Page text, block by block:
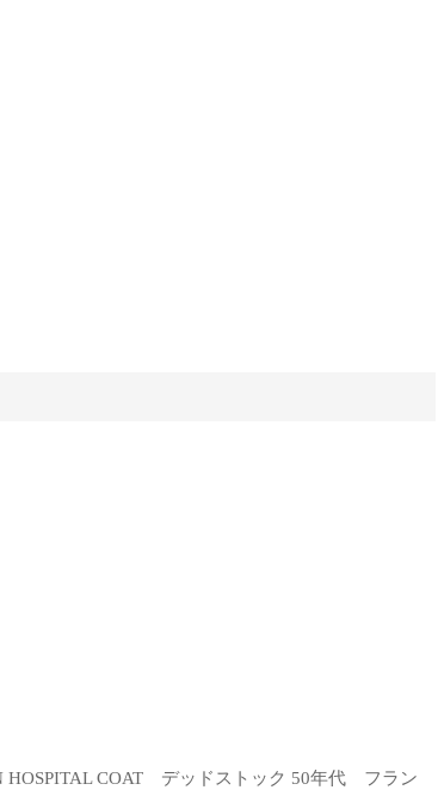
HOSPITAL COAT デッドストック 50年代 フラン